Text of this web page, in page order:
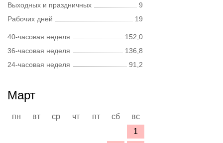
Выходных и праздничных
9
Рабочих дней
19
40-часовая неделя
152,0
36-часовая неделя
136,8
24-часовая неделя
91,2
Март
пн вт ср чт пт сб
вс
1